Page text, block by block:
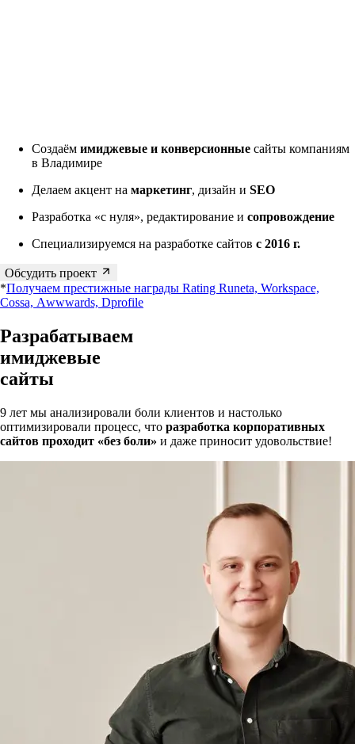
Создаём имиджевые и конверсионные сайты компаниям
в Владимире
Делаем акцент на маркетинг, дизайн и SEO
Разработка «с нуля», редактирование и сопровождение
Специализируемся на разработке сайтов с 2016 г.
Обсудить проект
*Получаем престижные награды Rating Runeta, Workspace,
Cossa, Аwwwards, Dprofile
Разрабатываем
имиджевые
сайты
9 лет мы анализировали боли клиентов и настолько
оптимизировали процесс, что разработка корпоративных
сайтов проходит «без боли» и даже приносит удовольствие!